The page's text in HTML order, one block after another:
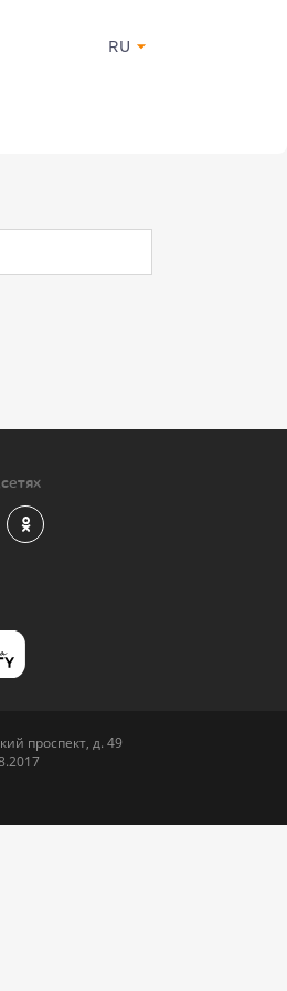
RU
проспект, д. 49